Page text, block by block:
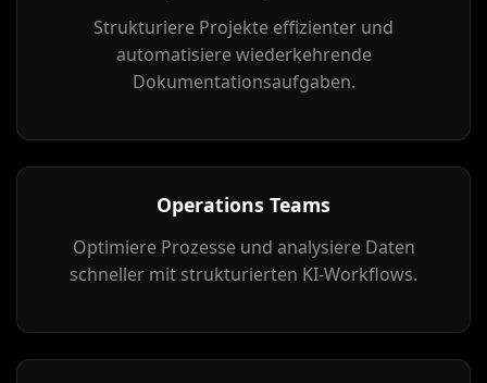
Strukturiere Projekte effizienter und
automatisiere wiederkehrende
Dokumentationsaufgaben.
Operations Teams
Optimiere Prozesse und analysiere Daten
schneller mit strukturierten KI-Workflows.